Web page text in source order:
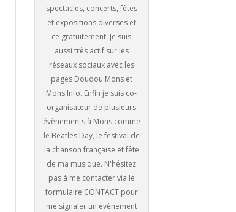
spectacles, concerts, fêtes
et expositions diverses et
ce gratuitement. Je suis
aussi très actif sur les
réseaux sociaux avec les
pages Doudou Mons et
Mons Info. Enfin je suis co-
organisateur de plusieurs
évènements à Mons comme
le Beatles Day, le festival de
la chanson française et fête
de ma musique. N'hésitez
pas à me contacter via le
formulaire CONTACT pour
me signaler un évènement